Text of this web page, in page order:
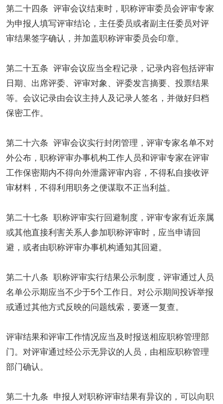
第二十四条 评审会议结束时，职称评审委员会评审专家
为申报人填写评审结论，主任委员或者副主任委员对评
审结果签字确认，并加盖职称评审委员会印章。
第二十五条 评审会议应当全程记录，记录内容包括评审
日期、出席评委、评审对象、评委发言摘要、投票结果
等。会议记录由会议主持人及记录人签名，并做好归档
保密工作。
第二十六条 评审会议实行封闭管理，评审专家名单不对
外公布，职称评审办事机构工作人员和评审专家在评审
工作保密期内不得向外泄露评审内容，不得私自接收评
审材料，不得利用职务之便谋取不正当利益。
第二十七条 职称评审实行回避制度，评审专家有近亲属
或其他直接利害关系人参加职称评审时，应当申请回
避，或者由职称评审办事机构通知其回避。
第二十八条 职称评审实行结果公示制度，评审通过人员
名单公示期应当不少于5个工作日。对公示期间投诉举报
或通过其他方式反映的问题线索，要逐一复查。
评审结果和评审工作情况应当及时报送相应职称管理部
门。对评审通过经公示无异议的人员，由相应职称管理
部门确认。
第二十九条 申报人对职称评审结果有异议的，可以向职